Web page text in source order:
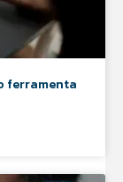
ferramenta